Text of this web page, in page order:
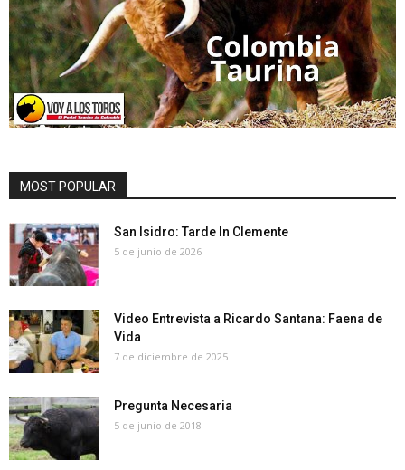
MOST POPULAR
San Isidro: Tarde In Clemente
5 de junio de 2026
Video Entrevista a Ricardo Santana: Faena de
Vida
7 de diciembre de 2025
Pregunta Necesaria
5 de junio de 2018